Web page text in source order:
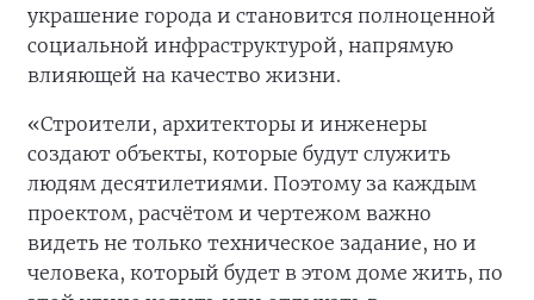
украшение города и становится полноценной
социальной инфраструктурой, напрямую
влияющей на качество жизни.
«Строители, архитекторы и инженеры
создают объекты, которые будут служить
людям десятилетиями. Поэтому за каждым
проектом, расчётом и чертежом важно
видеть не только техническое задание, но и
человека, который будет в этом доме жить, по